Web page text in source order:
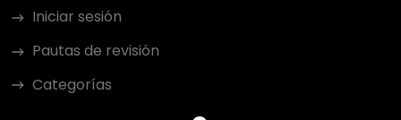
Iniciar sesión
Pautas de revisión
Categorías